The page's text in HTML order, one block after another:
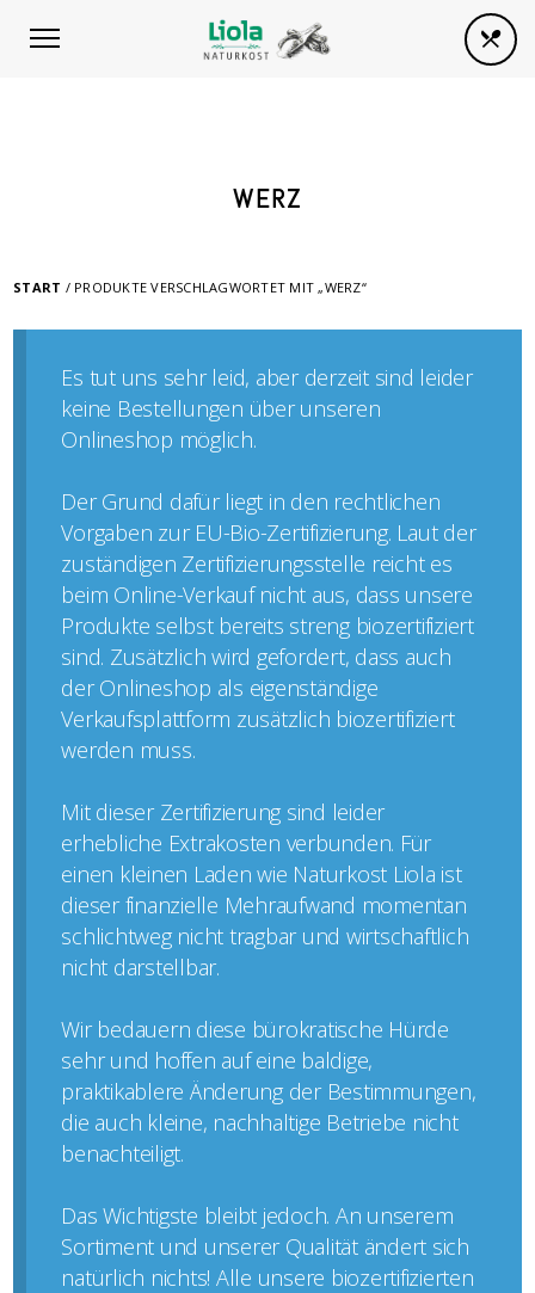
WERZ
START / PRODUKTE VERSCHLAGWORTET MIT „WERZ“
Es tut uns sehr leid, aber derzeit sind leider
keine Bestellungen über unseren
Onlineshop möglich.
Der Grund dafür liegt in den rechtlichen
Vorgaben zur EU-Bio-Zertifizierung. Laut der
zuständigen Zertifizierungsstelle reicht es
beim Online-Verkauf nicht aus, dass unsere
Produkte selbst bereits streng biozertifiziert
sind. Zusätzlich wird gefordert, dass auch
der Onlineshop als eigenständige
Verkaufsplattform zusätzlich biozertifiziert
werden muss.
Mit dieser Zertifizierung sind leider
erhebliche Extrakosten verbunden. Für
einen kleinen Laden wie Naturkost Liola ist
dieser finanzielle Mehraufwand momentan
schlichtweg nicht tragbar und wirtschaftlich
nicht darstellbar.
Wir bedauern diese bürokratische Hürde
sehr und hoffen auf eine baldige,
praktikablere Änderung der Bestimmungen,
die auch kleine, nachhaltige Betriebe nicht
benachteiligt.
Das Wichtigste bleibt jedoch. An unserem
Sortiment und unserer Qualität ändert sich
natürlich nichts! Alle unsere biozertifizierten